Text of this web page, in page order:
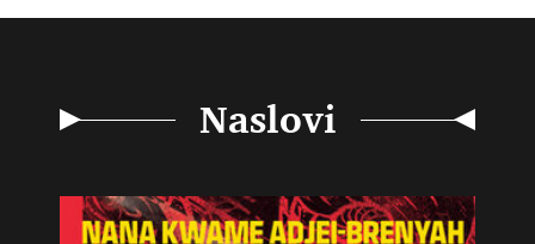
Naslovi